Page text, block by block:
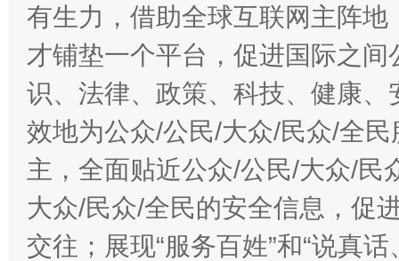
有生力，借助全球互联网主阵
才铺垫一个平台，促进国际之
识、法律、政策、科技、健康
效地为公众/公民/大众/民众/全
主，全面贴近公众/公民/大众/民
大众/民众/全民的安全信息，促
交往；展现“服务百姓”和“说真